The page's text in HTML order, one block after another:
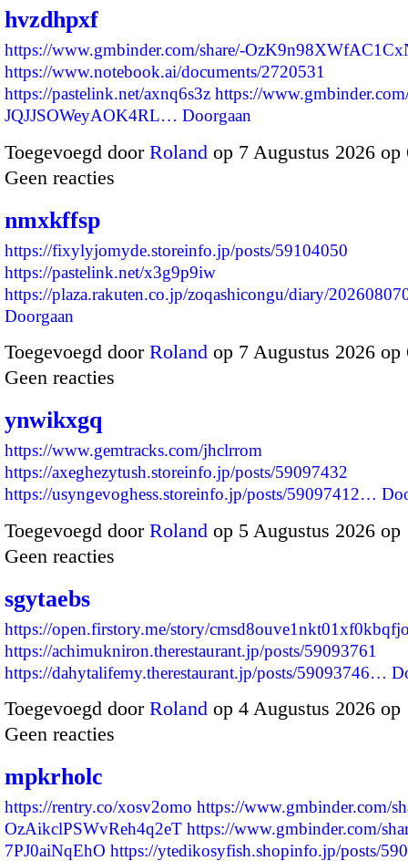
hvzdhpxf
https://www.gmbinder.com/share/-
https://www.notebook.ai/documents/2720531
https://pastelink.net/axnq6s3z https://
JQJJSOWeyAOK4RL… Doorgaan
Toegevoegd door Roland op 7 Augustus 2026
Geen reacties
nmxkffsp
https://fixylyjomyde.storeinfo.jp/posts/59104050
https://pastelink.net/x3g9p9iw
https://plaza.rakuten.co.jp/zoqashicongu/diary/
Doorgaan
Toegevoegd door Roland op 7 Augustus 2026
Geen reacties
ynwikxgq
https://www.gemtracks.com/jhclrrom
https://axeghezytush.storeinfo.jp/posts/59097432
https://usyngevoghess.storeinfo.jp/posts/59097412…
Toegevoegd door Roland op 5 Augustus 2026
Geen reacties
sgytaebs
https://open.firstory.me/story/
https://achimukniron.therestaurant.jp/posts/59093761
https://dahytalifemy.therestaurant.jp/posts/59093746…
Toegevoegd door Roland op 4 Augustus 2026
Geen reacties
mpkrholc
https://rentry.co/xosv2omo https://www.gmbinder.com/
OzAikclPSWvReh4q2eT https://www.gmbinder.com/
7PJ0aiNqEhO https://ytedikosyfish.shopinfo.jp/posts/